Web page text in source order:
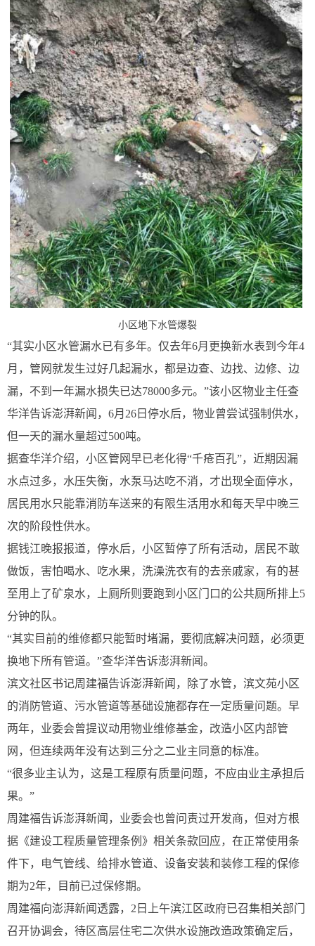
小区地下水管爆裂
“其实小区水管漏水已有多年。仅去年6月更换新水表到今年4
月，管网就发生过好几起漏水，都是边查、边找、边修、边
漏，不到一年漏水损失已达78000多元。”该小区物业主任查
华洋告诉澎湃新闻，6月26日停水后，物业曾尝试强制供水，
但一天的漏水量超过500吨。
据查华洋介绍，小区管网早已老化得“千疮百孔”，近期因漏
水点过多，水压失衡，水泵马达吃不消，才出现全面停水，
居民用水只能靠消防车送来的有限生活用水和每天早中晚三
次的阶段性供水。
据钱江晚报报道，停水后，小区暂停了所有活动，居民不敢
做饭，害怕喝水、吃水果，洗澡洗衣有的去亲戚家，有的甚
至用上了矿泉水，上厕所则要跑到小区门口的公共厕所排上5
分钟的队。
“其实目前的维修都只能暂时堵漏，要彻底解决问题，必须更
换地下所有管道。”查华洋告诉澎湃新闻。
滨文社区书记周建福告诉澎湃新闻，除了水管，滨文苑小区
的消防管道、污水管道等基础设施都存在一定质量问题。早
两年，业委会曾提议动用物业维修基金，改造小区内部管
网，但连续两年没有达到三分之二业主同意的标准。
“很多业主认为，这是工程原有质量问题，不应由业主承担后
果。”
周建福告诉澎湃新闻，业委会也曾问责过开发商，但对方根
据《建设工程质量管理条例》相关条款回应，在正常使用条
件下，电气管线、给排水管道、设备安装和装修工程的保修
期为2年，目前已过保修期。
周建福向澎湃新闻透露，2日上午滨江区政府已召集相关部门
召开协调会，待区高层住宅二次供水设施改造政策确定后，